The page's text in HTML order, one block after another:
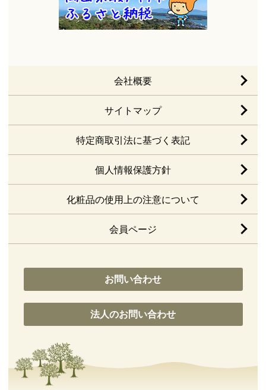
会社概要
サイトマップ
特定商取引法に基づく表記
個人情報保護方針
化粧品の使用上の注意について
会員ページ
お問い合わせ
法人のお問い合わせ